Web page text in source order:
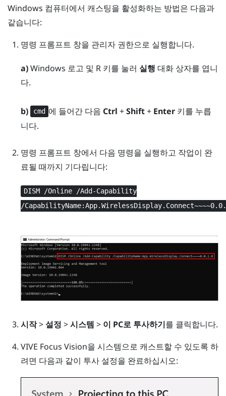
Windows 컴퓨터에서 캐스팅을 활성화하는 방법은 다음과
같습니다:
명령 프롬프트 창을 관리자 권한으로 실행합니다.
a) Windows 로고 및 R키를 눌러 실행 대화 상자를 엽니
다.
b) cmd 에 들어간 다음 Ctrl +Shift+ Enter 키를 누릅
니다.
명령 프롬프트 창에서 다음 명령을 실행하고 작업이 완
료될 때까지 기다립니다:
DISM /Online /Add-Capability
/
시작>설정 >시스템 > 이 PC로 투사하기를 클릭합니다.
VIVE Focus Vision을 시스템으로 캐스트할 수 있도록 하
려면 다음과 같이 투사 설정을 완료하십시오: